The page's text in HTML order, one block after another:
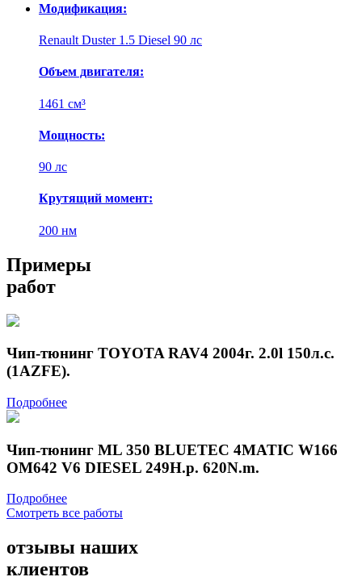
Модификация:
Renault Duster 1.5 Diesel 90 лс
Объем двигателя:
1461 см³
Мощность:
90 лс
Крутящий момент:
200 нм
Примеры
работ
Чип-тюнинг TOYOTA RAV4 2004г. 2.0l 150л.с.
(1AZFE).
Подробнее
Чип-тюнинг ML 350 BLUETEC 4MATIC W166
OM642 V6 DIESEL 249H.p. 620N.m.
Подробнее
Смотреть все работы
отзывы наших
клиентов